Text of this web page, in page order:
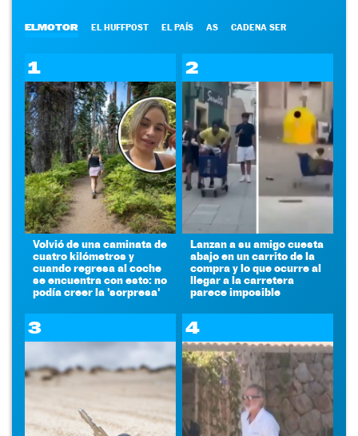
ELMOTOR EL HUFFPOST EL PAÍS AS CADENA SER
1
Volvió de una caminata de
cuatro kilómetros y
cuando regresa al coche
se encuentra con esto: no
podía creer la 'sorpresa'
2
Lanzan a su amigo cuesta
abajo en un carrito de la
compra y lo que ocurre al
llegar a la carretera
parece imposible
3 4